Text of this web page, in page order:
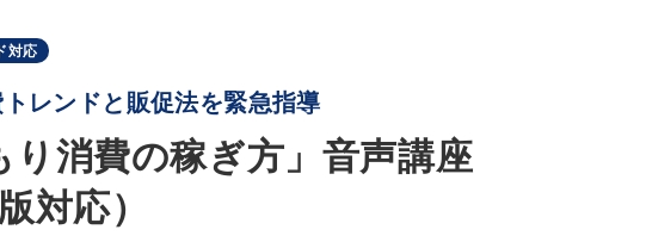
対応
レンドと販促法を緊急指導
り消費の稼ぎ方」音声講座
対応）